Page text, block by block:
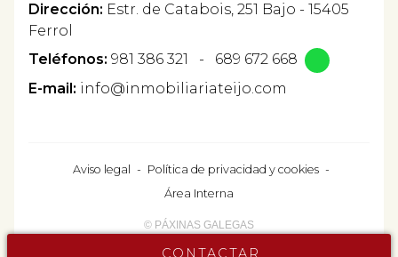
CONTACTAR
Dirección: Estr. de Catabois, 251 Bajo - 15405
Ferrol
Teléfonos: 981 386 321 -
689 672 668
E-mail: info@inmobiliariateijo.com
Aviso legal - Política de privacidad y cookies -
Área Interna
© PÁXINAS GALEGAS